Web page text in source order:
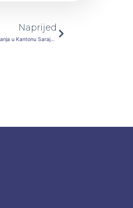
Naprijed
Javni poziv roditeljima/starateljima djece obveznika predškolskog odgoja i obrazovanja u Kantonu Sarajevo za prijavu i upis djece u vrtiće JU “Djeca Sarajeva” Sarajevo i osnovne škole Kantona Sarajevo u kojima se realizira Obavezni program za školsku 2020/2021 godinu
Next